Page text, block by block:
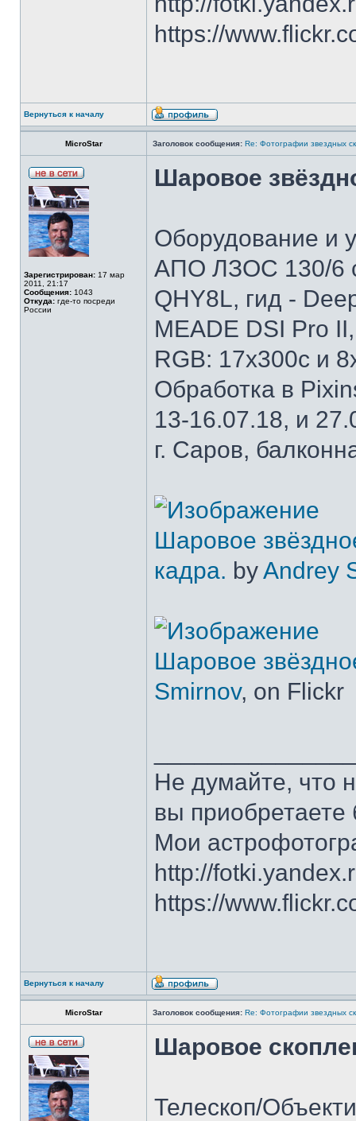
https://
Вернуться к началу
MicroStar Заголовок сообщения: Re: Фотографии звездных
Зарегистрирован: 17 мар
2011, 21:17
Сообщения: 1043
Откуда: где-то посреди
России
Шаровое
Оборудование и
АПО ЛЗОС 130/6
QHY8L, гид -
MEADE DSI Pro
RGB: 17х300с и
Обработка в
13-16.07.18, и
г. Саров,
Шаровое
кадра. byAndrey
Шаровое
Smirnov, on Flickr
Не думайте, что
вы
Мои
http://
https://
Вернуться к началу
MicroStar Заголовок сообщения: Re: Фотографии звездных
Шаровое
Телескоп/